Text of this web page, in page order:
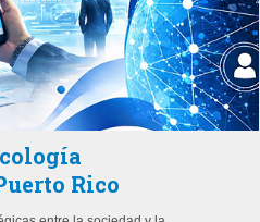
Rico